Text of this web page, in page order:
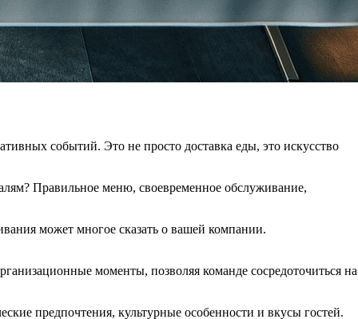
событий. Это не просто доставка еды, это искусство
Правильное меню, своевременное обслуживание,
может многое сказать о вашей компании.
моменты, позволяя команде сосредоточиться на
предпочтения, культурные особенности и вкусы гостей.